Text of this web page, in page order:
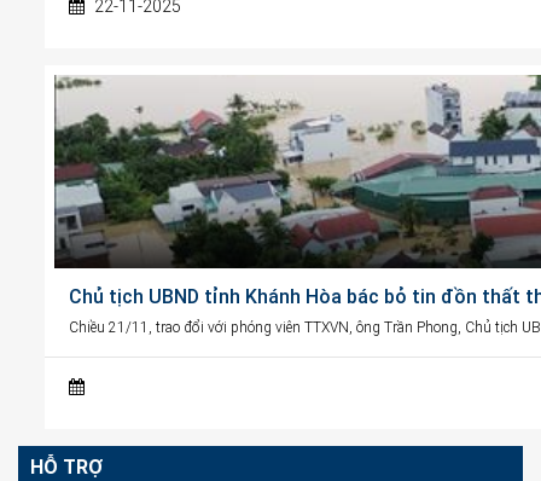
22-11-2025
Chủ tịch UBND tỉnh Khánh Hòa bác bỏ tin đồn thất
Chiều 21/11, trao đổi với phóng viên TTXVN, ông Trần Phong, Chủ tịch
HỖ TRỢ